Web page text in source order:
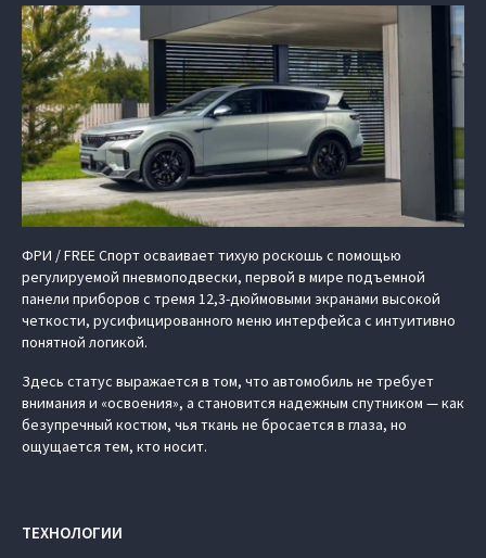
ФРИ / FREE Спорт осваивает тихую роскошь с помощью
регулируемой пневмоподвески, первой в мире подъемной
панели приборов с тремя 12,3-дюймовыми экранами высокой
четкости, русифицированного меню интерфейса с интуитивно
понятной логикой.
Здесь статус выражается в том, что автомобиль не требует
внимания и «освоения», а становится надежным спутником — как
безупречный костюм, чья ткань не бросается в глаза, но
ощущается тем, кто носит.
ТЕХНОЛОГИИ